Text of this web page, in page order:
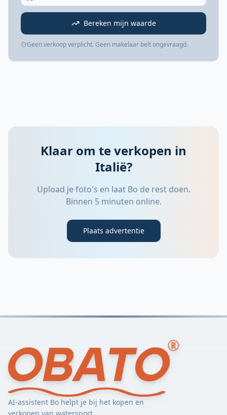
Bereken mijn waarde
Geen verkoop verplicht. Geen makelaar belt ongevraagd.
Klaar om te verkopen in
Italië?
Upload je foto's en laat Bo de rest doen.
Binnen 5 minuten online.
Plaats advertentie
AI-assistent Bo helpt je bij het kopen en